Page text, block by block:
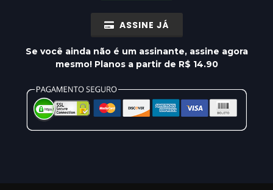
ASSINE JÁ
Se você ainda não é um assinante, assine agora
mesmo! Planos a partir de R$ 14.90